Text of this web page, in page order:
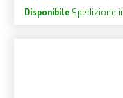
Disponibile Spedizione